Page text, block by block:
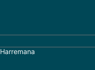
Harremana